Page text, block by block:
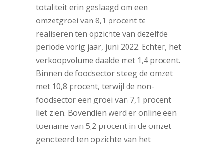
totaliteit erin geslaagd om een
omzetgroei van 8,1 procent te
realiseren ten opzichte van dezelfde
periode vorig jaar, juni 2022. Echter, het
verkoopvolume daalde met 1,4 procent.
Binnen de foodsector steeg de omzet
met 10,8 procent, terwijl de non-
foodsector een groei van 7,1 procent
liet zien. Bovendien werd er online een
toename van 5,2 procent in de omzet
genoteerd ten opzichte van het